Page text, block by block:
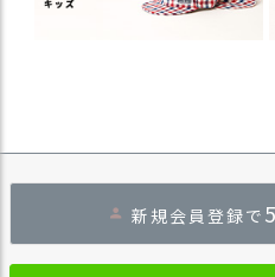
新規会員登録で